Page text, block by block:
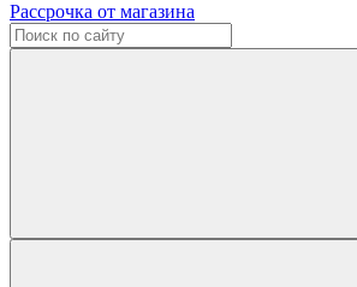
Рассрочка от магазина